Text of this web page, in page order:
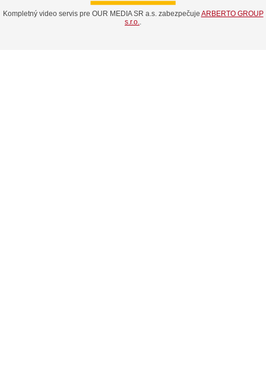
Kompletný video servis pre OUR MEDIA SR a.s. zabezpečuje ARBERTO GROUP
s.r.o..